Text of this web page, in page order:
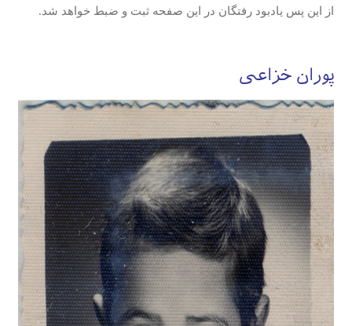
از این پس یادبود رفتگان در این صفحه ثبت و ضبط خواهد شد.
پوران خزاعی